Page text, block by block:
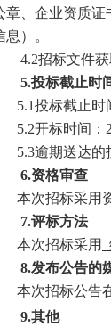
章、企业资质证
息）。
4.2招标文件
5.投标截止时
5.1投标截止时
5.2开标时间：
5.3逾期送达的
6.资格审查
本次招标采用
7.评标方法
本次招标采用
8.发布公告的
本次招标公告
9.其他